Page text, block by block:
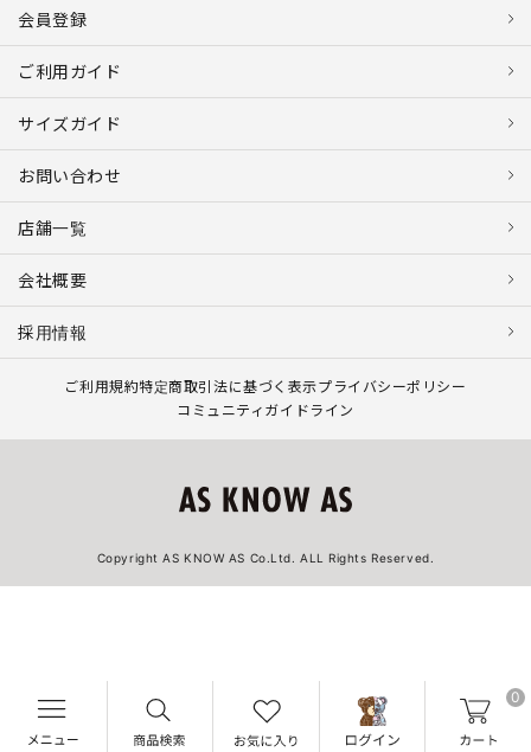
0
会員登録
ご利用ガイド
サイズガイド
お問い合わせ
店舗一覧
会社概要
採用情報
ご利用規約特定商取引法に基づく表示プライバシーポリシー
コミュニティガイドライン
Copyright AS KNOW AS Co.Ltd. ALL Rights Reserved.